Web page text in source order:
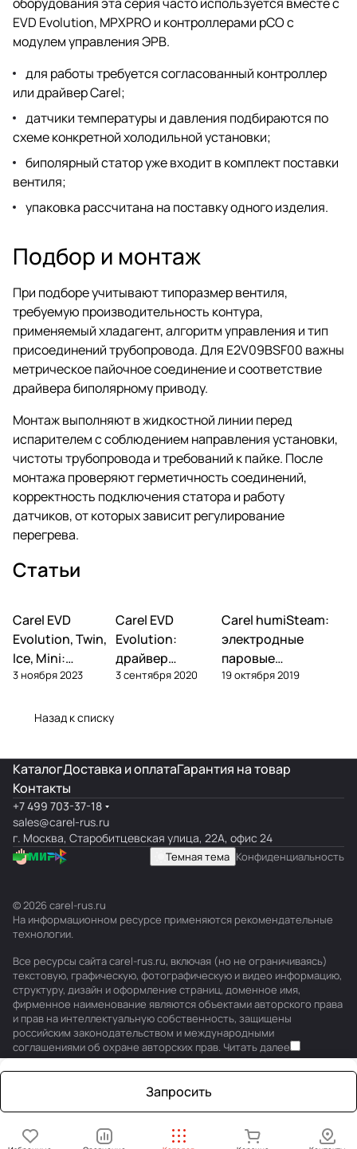
EVD Evolution, MPXPRO и контроллерами pCO с
модулем управления ЭРВ.
для работы требуется согласованный контроллер
или драйвер Carel;
датчики температуры и давления подбираются по
схеме конкретной холодильной установки;
биполярный статор уже входит в комплект поставки
вентиля;
упаковка рассчитана на поставку одного изделия.
Подбор и монтаж
При подборе учитывают типоразмер вентиля,
требуемую производительность контура,
применяемый хладагент, алгоритм управления и тип
присоединений трубопровода. Для E2V09BSF00 важны
метрическое пайочное соединение и соответствие
драйвера биполярному приводу.
Монтаж выполняют в жидкостной линии перед
испарителем с соблюдением направления установки,
чистоты трубопровода и требований к пайке. После
монтажа проверяют герметичность соединений,
корректность подключения статора и работу
датчиков, от которых зависит регулирование
перегрева.
Статьи
Автоматика и
контроллеры
Carel EVD
Evolution, Twin,
Ice, Mini:
расшифровка
алгоритмы
3 ноября 2023
Автоматика и
контроллеры
Carel EVD
Evolution:
драйвер
электронного
3 сентября 2020
Увлажнение
Carel humiSteam:
электродные
паровые
увлажнители —
19 октября 2019
Назад к списку
Запросить
КаталогДоставка и оплатаГарантия на товар
Контакты
+7 499 703-37-18
sales@carel-rus.ru
г. Москва, Старобитцевская улица, 22А, офис 24
Темная тема Конфиденциальность
© 2026 carel-rus.ru
На информационном ресурсе применяются рекомендательные
технологии.
Все ресурсы сайта carel-rus.ru, включая (но не ограничиваясь)
текстовую, графическую, фотографическую и видео информацию,
структуру, дизайн и оформление страниц, доменное имя,
фирменное наименование являются объектами авторского права
и прав на интеллектуальную собственность, защищены
российским законодательством и международными
соглашениями об охране авторских прав. Читать далее